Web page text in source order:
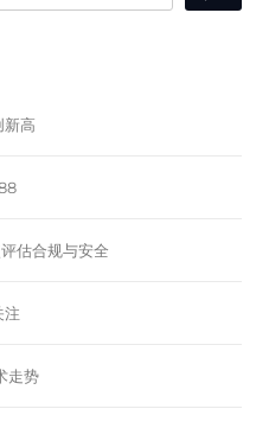
新高
估合规与安全
注
走势